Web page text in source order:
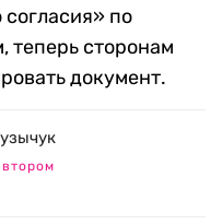
по
теперь сторонам
документ.